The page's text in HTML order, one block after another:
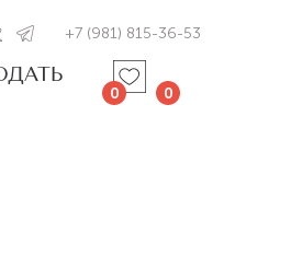
0 0
+7 (981) 815-36-53